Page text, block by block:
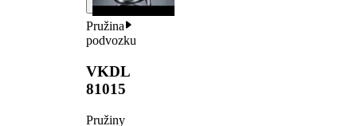
Pružina
podvozku
VKDL
81015
Pružiny